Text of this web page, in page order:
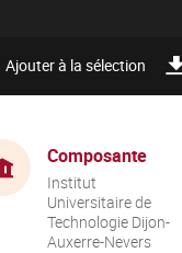
Ajouter à la sélection
Composante
Institut
Universitaire de
Technologie Dijon-
Auxerre-Nevers